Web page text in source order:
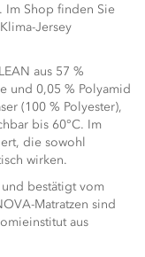
Im Shop finden Sie
Jersey
aus 57 %
und 0,05 % Polyamid
(100 % Polyester),
bis 60°C. Im
die sowohl
wirken.
bestätigt vom
Matratzen sind
aus